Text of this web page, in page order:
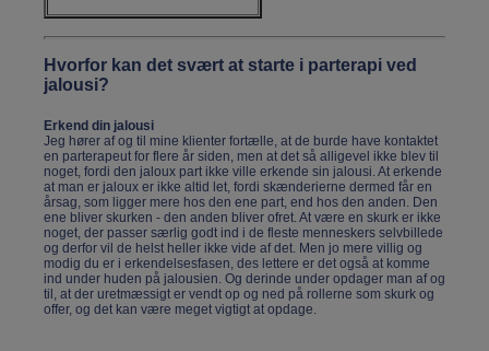
Hvorfor kan det svært at starte i parterapi ved
jalousi?
Erkend din jalousi
Jeg hører af og til mine klienter fortælle, at de burde have kontaktet
en parterapeut for flere år siden, men at det så alligevel ikke blev til
noget, fordi den jaloux part ikke ville erkende sin jalousi. At erkende
at man er jaloux er ikke altid let, fordi skænderierne dermed får en
årsag, som ligger mere hos den ene part, end hos den anden. Den
ene bliver skurken - den anden bliver ofret. At være en skurk er ikke
noget, der passer særlig godt ind i de fleste menneskers selvbillede
og derfor vil de helst heller ikke vide af det. Men jo mere villig og
modig du er i erkendelsesfasen, des lettere er det også at komme
ind under huden på jalousien. Og derinde under opdager man af og
til, at der uretmæssigt er vendt op og ned på rollerne som skurk og
offer, og det kan være meget vigtigt at opdage.